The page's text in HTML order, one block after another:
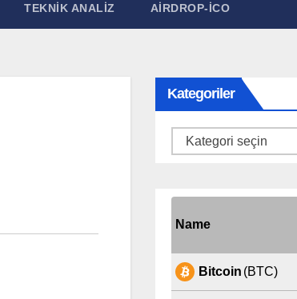
TEKNİK ANALİZ AİRDROP-İCO
Kategoriler
Kategoriler
Name
Bitcoin (BTC)